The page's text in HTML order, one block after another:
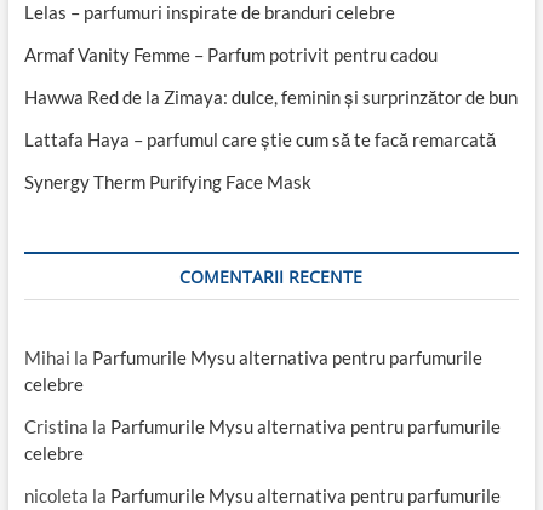
Lelas – parfumuri inspirate de branduri celebre
Armaf Vanity Femme – Parfum potrivit pentru cadou
Hawwa Red de la Zimaya: dulce, feminin și surprinzător de bun
Lattafa Haya – parfumul care știe cum să te facă remarcată
Synergy Therm Purifying Face Mask
COMENTARII RECENTE
Mihai la Parfumurile Mysu alternativa pentru parfumurile
celebre
Cristina la Parfumurile Mysu alternativa pentru parfumurile
celebre
nicoleta la Parfumurile Mysu alternativa pentru parfumurile